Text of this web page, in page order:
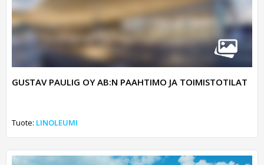
GUSTAV PAULIG OY AB:N PAAHTIMO JA TOIMISTOTILAT
Tuote: LINOLEUMI